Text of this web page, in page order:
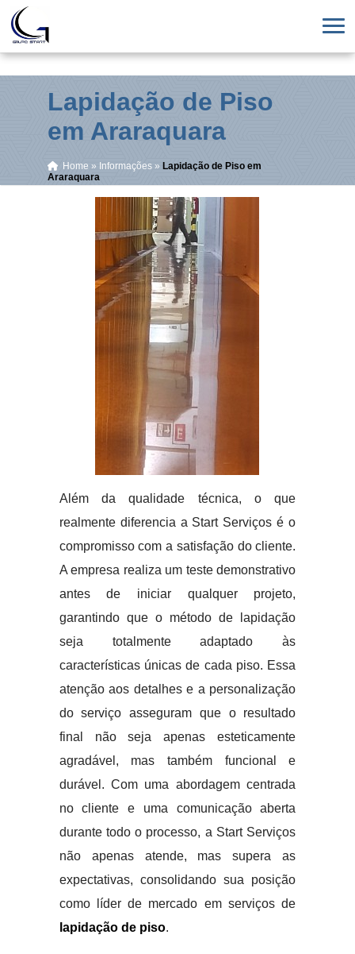
Lapidação de Piso
em Araraquara
Home » Informações » Lapidação de Piso em
Araraquara
Além da qualidade técnica, o que
realmente diferencia a Start Serviços é o
compromisso com a satisfação do cliente.
A empresa realiza um teste demonstrativo
antes de iniciar qualquer projeto,
garantindo que o método de lapidação
seja totalmente adaptado às
características únicas de cada piso. Essa
atenção aos detalhes e a personalização
do serviço asseguram que o resultado
final não seja apenas esteticamente
agradável, mas também funcional e
durável. Com uma abordagem centrada
no cliente e uma comunicação aberta
durante todo o processo, a Start Serviços
não apenas atende, mas supera as
expectativas, consolidando sua posição
como líder de mercado em serviços de
lapidação de piso.